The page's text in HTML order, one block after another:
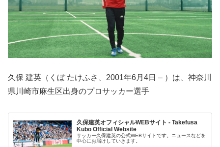
久保 建英（くぼ たけふさ、2001年6月4日 – ）は、神奈川
県川崎市麻生区出身のプロサッカー選手
久保建英オフィシャルWEBサイト - Takefusa
Kubo Official Website
サッカー久保建英の公式WEBサイトです。ニュースなどを
中心にお届けしていきます。